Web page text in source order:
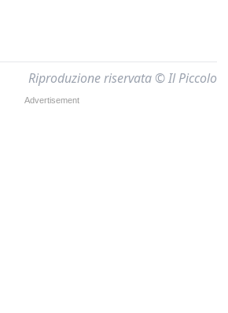
Riproduzione riservata © Il Piccolo